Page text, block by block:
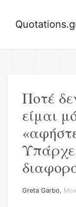
Ποτέ
είμαι
Greta Garbo,